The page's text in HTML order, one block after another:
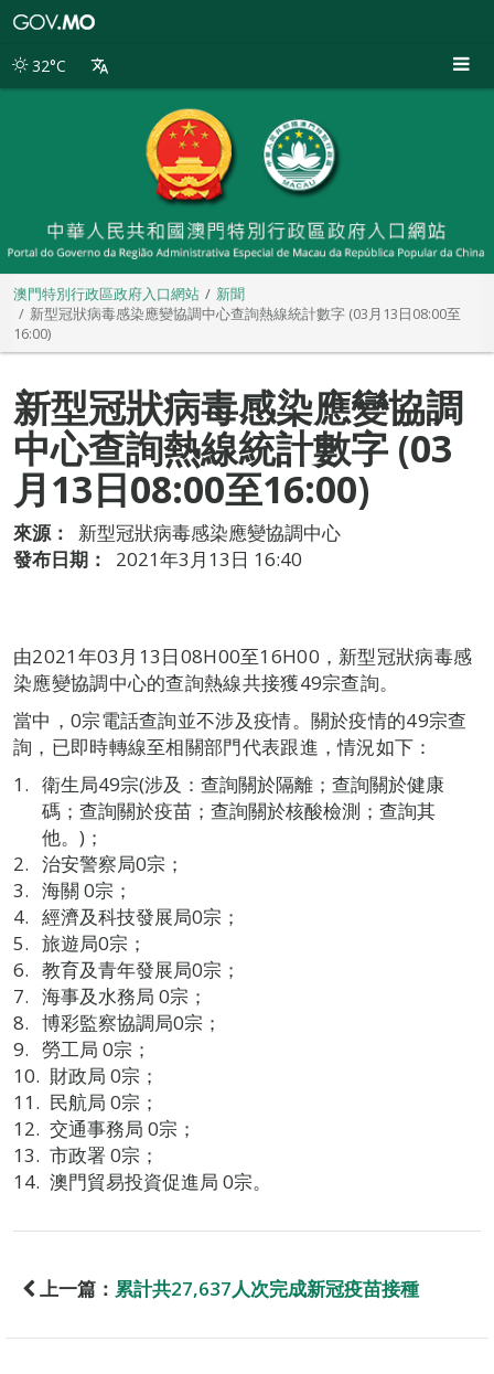
別
32°C
澳門特別行政區政府入口網站
新聞
新型冠狀病毒感染應變協調中心查詢熱線統計數字 (03月13日08:00至
16:00)
新型冠狀病毒感染應變協調
中心查詢熱線統計數字 (03
月13日08:00至16:00)
來源：
新型冠狀病毒感染應變協調中心
發布日期：
2021年3月13日 16:40
由2021年03月13日08H00至16H00，新型冠狀病毒感
染應變協調中心的查詢熱線共接獲49宗查詢。
當中，0宗電話查詢並不涉及疫情。關於疫情的49宗查
詢，已即時轉線至相關部門代表跟進，情況如下：
衛生局49宗(涉及：查詢關於隔離；查詢關於健康
碼；查詢關於疫苗；查詢關於核酸檢測；查詢其
他。)；
治安警察局0宗；
海關 0宗；
經濟及科技發展局0宗；
旅遊局0宗；
教育及青年發展局0宗；
海事及水務局 0宗；
博彩監察協調局0宗；
勞工局 0宗；
財政局 0宗；
民航局 0宗；
交通事務局 0宗；
市政署 0宗；
澳門貿易投資促進局 0宗。
上一篇： 累計共27,637人次完成新冠疫苗接種